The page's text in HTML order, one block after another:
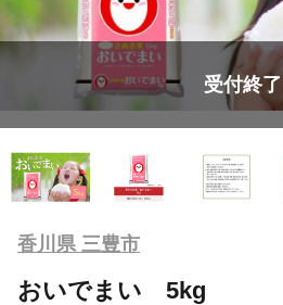
受付終了
香川県 三豊市
おいでまい 5kg